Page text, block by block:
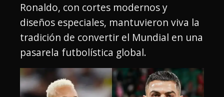
Ronaldo, con cortes modernos y
diseños especiales, mantuvieron viva la
tradición de convertir el Mundial en una
pasarela futbolística global.